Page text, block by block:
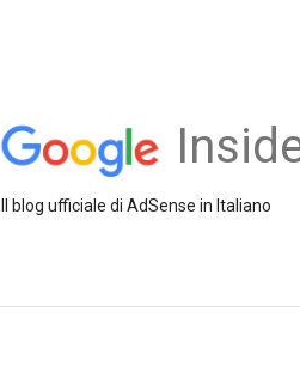
Il blog ufficiale di AdSense in Italiano